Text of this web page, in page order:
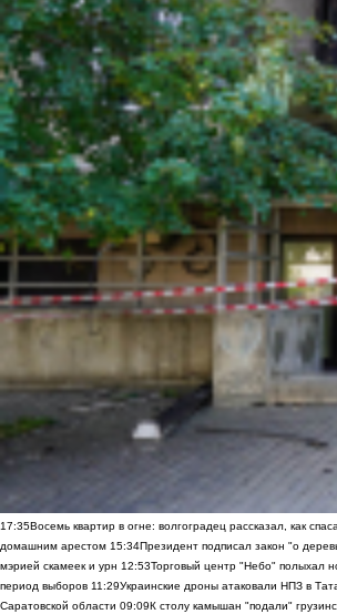
17:35Восемь квартир в огне: волгоградец рассказал, как
домашним арестом 15:34Президент подписал закон "о
мэрией скамеек и урн 12:53Торговый центр "Небо" полыхал
период выборов 11:29Украинские дроны атаковали НПЗ в
Саратовской области 09:09К столу камышан "подали"